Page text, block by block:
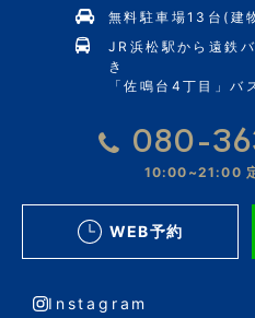
無料駐車場13台(建
JR浜松駅から遠鉄
き
「佐鳴台4丁目」バ
080-
10:00~21:00
WEB予約
Instagram